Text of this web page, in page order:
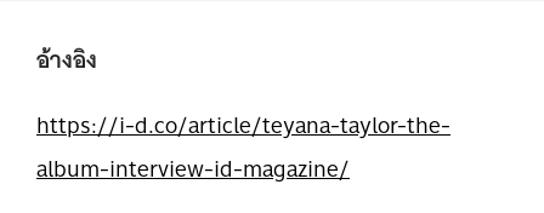
อ้างอิง
https://i-d.co/article/teyana-taylor-the-
album-interview-id-magazine/